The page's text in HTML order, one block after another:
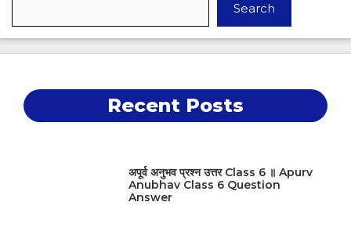
Search
Recent Posts
अपूर्व अनुभव प्रश्न उत्तर Class 6 ॥ Apurv
Anubhav Class 6 Question
Answer